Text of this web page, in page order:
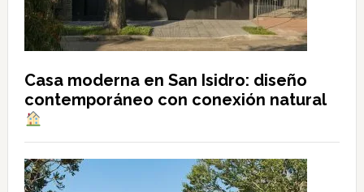
Casa moderna en San Isidro: diseño
contemporáneo con conexión natural